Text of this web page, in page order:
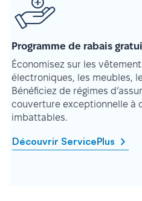
Programme de rabais
Économisez sur les
électroniques, les meubles,
Bénéficiez de régimes
couverture exceptionnelle à
imbattables.
Découvrir ServicePlus